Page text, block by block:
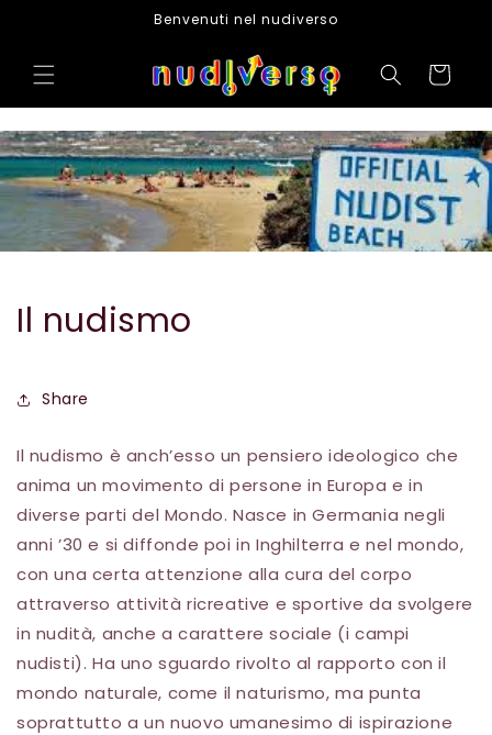
Benvenuti nel nudiverso
Carrello
Il nudismo
Share
Il nudismo è anch’esso un pensiero ideologico che
anima un movimento di persone in Europa e in
diverse parti del Mondo. Nasce in Germania negli
anni ’30 e si diffonde poi in Inghilterra e nel mondo,
con una certa attenzione alla cura del corpo
attraverso attività ricreative e sportive da svolgere
in nudità, anche a carattere sociale (i campi
nudisti). Ha uno sguardo rivolto al rapporto con il
mondo naturale, come il naturismo, ma punta
soprattutto a un nuovo umanesimo di ispirazione